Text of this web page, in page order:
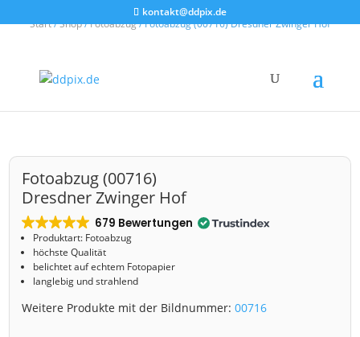
kontakt@ddpix.de
Start/Shop/Fotoabzug/ Fotoabzug (00716) Dresdner Zwinger Hof
Fotoabzug (00716)
Dresdner Zwinger Hof
679 Bewertungen
Produktart: Fotoabzug
höchste Qualität
belichtet auf echtem Fotopapier
langlebig und strahlend
Weitere Produkte mit der Bildnummer:00716